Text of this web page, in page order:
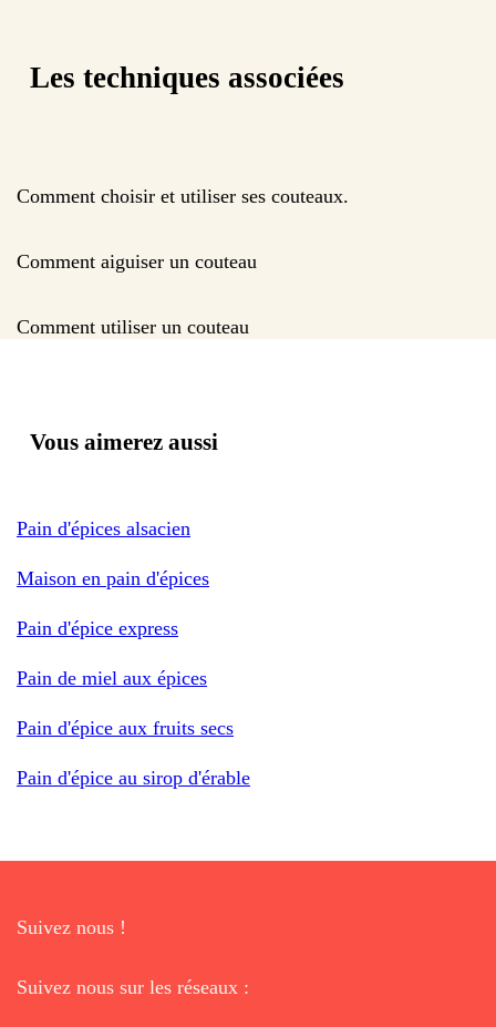
Les techniques associées
Comment choisir et utiliser ses couteaux.
Comment aiguiser un couteau
Comment utiliser un couteau
Vous aimerez aussi
Pain d'épices alsacien
Maison en pain d'épices
Pain d'épice express
Pain de miel aux épices
Pain d'épice aux fruits secs
Pain d'épice au sirop d'érable
Suivez nous !
Suivez nous sur les réseaux :